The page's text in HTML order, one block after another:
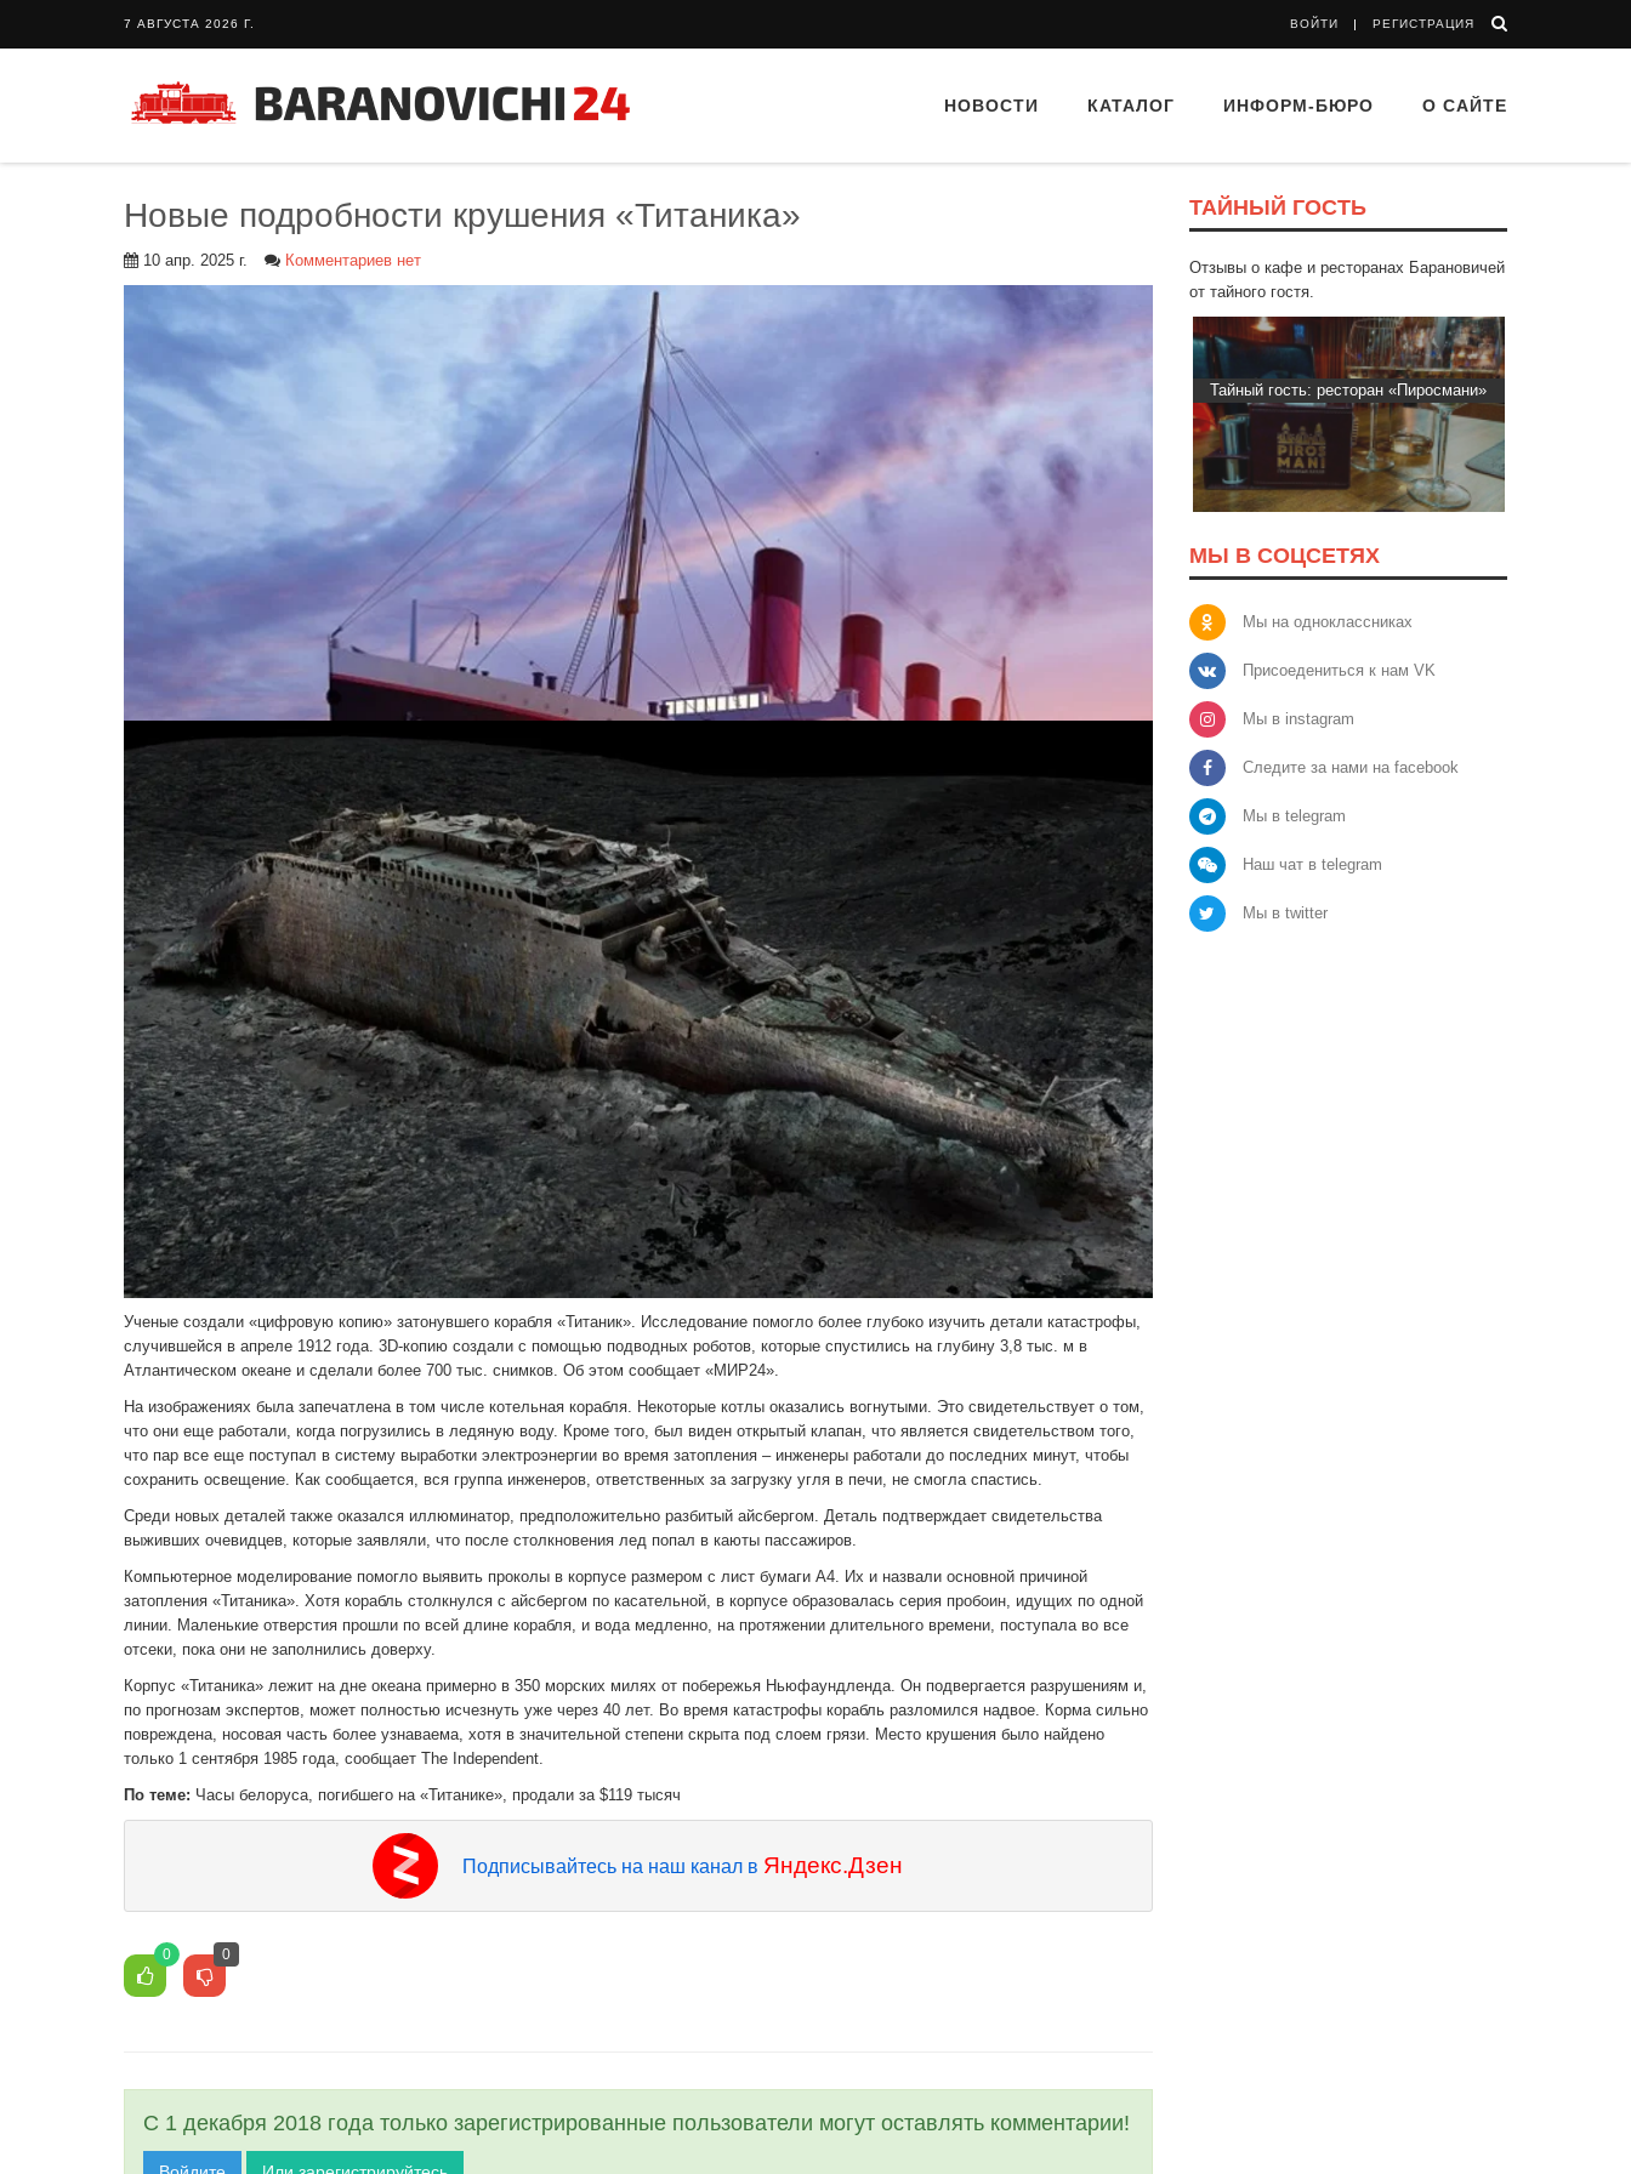
7 АВГУСТА 2026 Г. ВОЙТИ РЕГИСТРАЦИЯ
НОВОСТИ КАТАЛОГ ИНФОРМ-БЮРО О САЙТЕ
Новые подробности крушения «Титаника»
10 апр. 2025 г. Комментариев нет
Ученые создали «цифровую копию» затонувшего корабля «Титаник». Исследование помогло более глубоко изучить детали катастрофы,
случившейся в апреле 1912 года. 3D-копию создали с помощью подводных роботов, которые спустились на глубину 3,8 тыс. м в
Атлантическом океане и сделали более 700 тыс. снимков. Об этом сообщает «МИР24».
На изображениях была запечатлена в том числе котельная корабля. Некоторые котлы оказались вогнутыми. Это свидетельствует о том,
что они еще работали, когда погрузились в ледяную воду. Кроме того, был виден открытый клапан, что является свидетельством того,
что пар все еще поступал в систему выработки электроэнергии во время затопления – инженеры работали до последних минут, чтобы
сохранить освещение. Как сообщается, вся группа инженеров, ответственных за загрузку угля в печи, не смогла спастись.
Среди новых деталей также оказался иллюминатор, предположительно разбитый айсбергом. Деталь подтверждает свидетельства
выживших очевидцев, которые заявляли, что после столкновения лед попал в каюты пассажиров.
Компьютерное моделирование помогло выявить проколы в корпусе размером с лист бумаги А4. Их и назвали основной причиной
затопления «Титаника». Хотя корабль столкнулся с айсбергом по касательной, в корпусе образовалась серия пробоин, идущих по одной
линии. Маленькие отверстия прошли по всей длине корабля, и вода медленно, на протяжении длительного времени, поступала во все
отсеки, пока они не заполнились доверху.
Корпус «Титаника» лежит на дне океана примерно в 350 морских милях от побережья Ньюфаундленда. Он подвергается разрушениям и,
по прогнозам экспертов, может полностью исчезнуть уже через 40 лет. Во время катастрофы корабль разломился надвое. Корма сильно
повреждена, носовая часть более узнаваема, хотя в значительной степени скрыта под слоем грязи. Место крушения было найдено
только 1 сентября 1985 года, сообщает The Independent.
По теме: Часы белоруса, погибшего на «Титанике», продали за $119 тысяч
Подписывайтесь на наш канал в Яндекс.Дзен
0 0
С 1 декабря 2018 года только зарегистрированные пользователи могут оставлять комментарии!
ТАЙНЫЙ ГОСТЬ
Отзывы о кафе и ресторанах Барановичей
от тайного гостя.
Тайный гость: ресторан «Пиросмани»
МЫ В СОЦСЕТЯХ
Мы на одноклассниках
Присоедениться к нам VK
Мы в instagram
Следите за нами на facebook
Мы в telegram
Наш чат в telegram
Мы в twitter